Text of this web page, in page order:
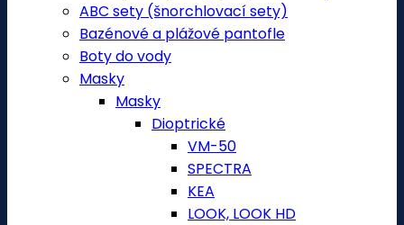
ABC sety (šnorchlovací sety)
Bazénové a plážové pantofle
Boty do vody
Masky
Masky
Dioptrické
VM-50
SPECTRA
KEA
LOOK, LOOK HD